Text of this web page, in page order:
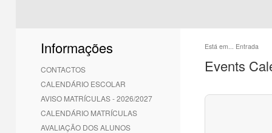
Informações
CONTACTOS
CALENDÁRIO ESCOLAR
AVISO MATRÍCULAS - 2026/2027
CALENDÁRIO MATRÍCULAS
AVALIAÇÃO DOS ALUNOS
Está em... Entrada
Events